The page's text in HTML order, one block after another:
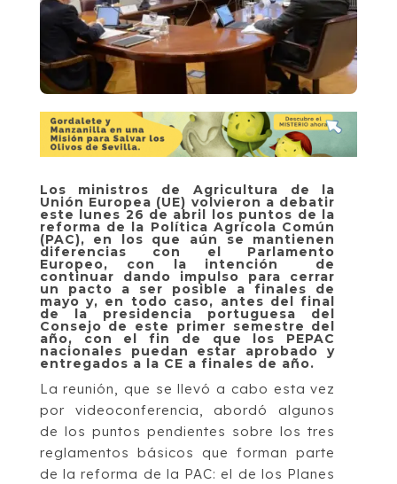
Los ministros de Agricultura de la
Unión Europea (UE) volvieron a debatir
este lunes 26 de abril los puntos de la
reforma de la Política Agrícola Común
(PAC), en los que aún se mantienen
diferencias con el Parlamento
Europeo, con la intención de
continuar dando impulso para cerrar
un pacto a ser posible a finales de
mayo y, en todo caso, antes del final
de la presidencia portuguesa del
Consejo de este primer semestre del
año, con el fin de que los PEPAC
nacionales puedan estar aprobado y
entregados a la CE a finales de año.
La reunión, que se llevó a cabo esta vez
por videoconferencia, abordó algunos
de los puntos pendientes sobre los tres
reglamentos básicos que forman parte
de la reforma de la PAC: el de los Planes